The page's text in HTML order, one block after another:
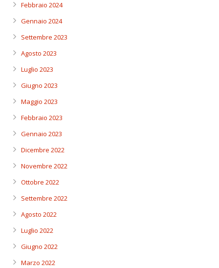
Febbraio 2024
Gennaio 2024
Settembre 2023
Agosto 2023
Luglio 2023
Giugno 2023
Maggio 2023
Febbraio 2023
Gennaio 2023
Dicembre 2022
Novembre 2022
Ottobre 2022
Settembre 2022
Agosto 2022
Luglio 2022
Giugno 2022
Marzo 2022